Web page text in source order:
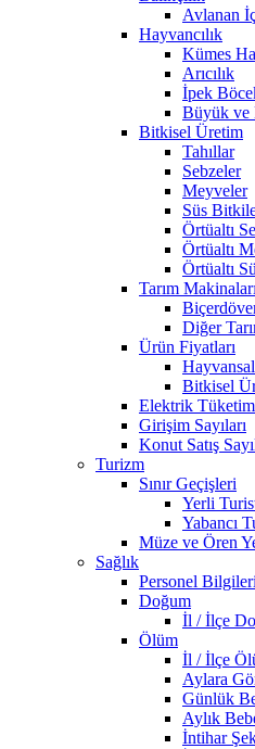
Avlanan
Hayvancılık
Kümes
Arıcılık
İpek
Büyük ve
Bitkisel Üretim
Tahıllar
Sebzeler
Meyveler
Süs
Örtüaltı
Örtüaltı
Örtüaltı
Tarım Makinaları
Diğer
Ürün Fiyatları
Bitkisel
Elektrik
Girişim Sayıları
Konut Satış
Turizm
Sınır Geçişleri
Yerli
Yabancı
Müze ve Ören
Sağlık
Personel Bilgileri
Doğum
İl / İlçe
Ölüm
İl / İlçe
Aylara
Günlük
Aylık
İntihar